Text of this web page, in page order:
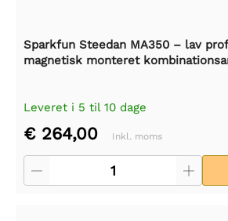
Sparkfun Steedan MA350 – lav
magnetisk monteret
Leveret i 5 til 10 dage
€ 264,00 Inkl. moms